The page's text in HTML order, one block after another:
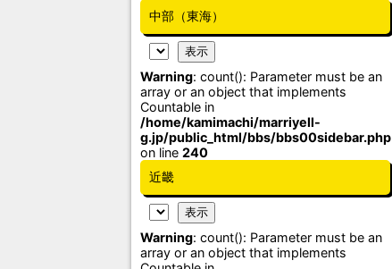
中部（東海）
Warning: count(): Parameter must be an
array or an object that implements
Countable in
/home/kamimachi/marriyell-
g.jp/public_html/bbs/bbs00sidebar.php
on line 240
近畿
Warning: count(): Parameter must be an
array or an object that implements